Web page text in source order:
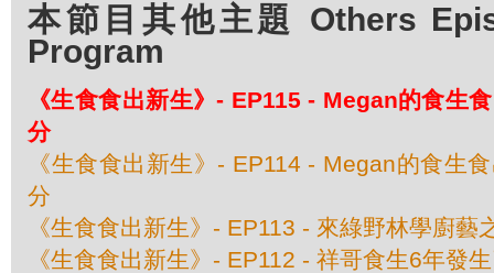
本節目其他主題 Others
Program
《生食食出新生》- EP115 - Megan的食生
分
《生食食出新生》- EP114 - Megan的食生
分
《生食食出新生》- EP113 - 來綠野林學廚
《生食食出新生》- EP112 - 祥哥食生6年發